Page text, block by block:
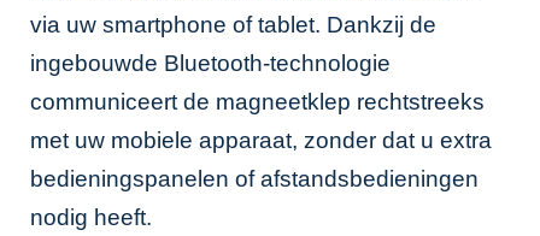
via uw smartphone of tablet. Dankzij de
ingebouwde Bluetooth-technologie
communiceert de magneetklep rechtstreeks
met uw mobiele apparaat, zonder dat u extra
bedieningspanelen of afstandsbedieningen
nodig heeft.